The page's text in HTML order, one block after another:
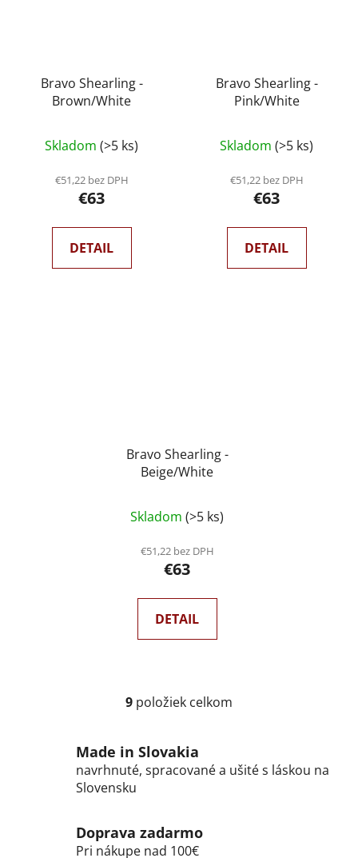
Bravo Shearling -
Brown/White
Skladom (>5 ks)
€51,22 bez DPH
€63
DETAIL
Bravo Shearling -
Pink/White
Skladom (>5 ks)
€51,22 bez DPH
€63
DETAIL
Bravo Shearling -
Beige/White
Skladom (>5 ks)
€51,22 bez DPH
€63
DETAIL
O
l
á
d
i
e
9 položiek celkom
Made in Slovakia
navrhnuté, spracované a ušité s láskou na
Slovensku
Doprava zadarmo
Pri nákupe nad 100€